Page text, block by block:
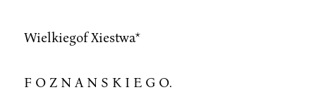
Wielkiegof Xiestwa*
F O Z N A N S K I E G O.